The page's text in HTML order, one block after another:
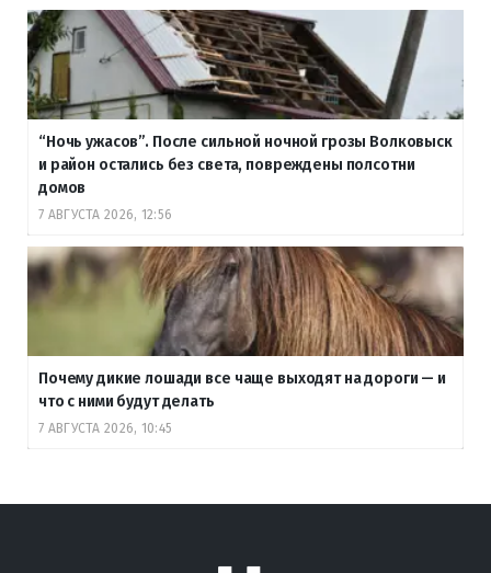
“Ночь ужасов”. После сильной ночной грозы Волковыск
и район остались без света, повреждены полсотни
домов
7 АВГУСТА 2026, 12:56
Почему дикие лошади все чаще выходят на дороги — и
что с ними будут делать
7 АВГУСТА 2026, 10:45